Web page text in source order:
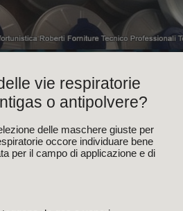
vie respiratorie
o antipolvere?
delle maschere giuste per
occore individuare bene
per il campo di applicazione e di